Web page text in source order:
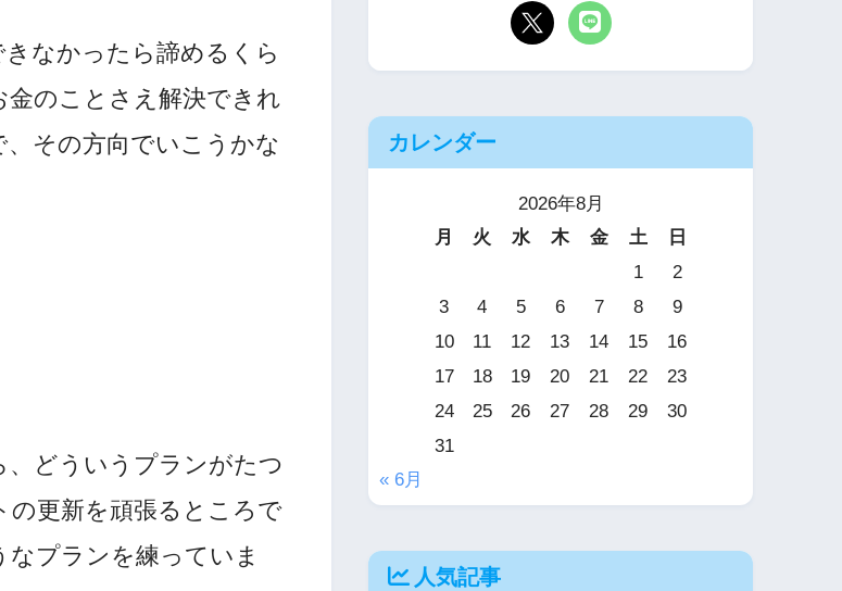
なかったら諦めるくら
のことさえ解決できれ
その方向でいこうかな
どういうプランがたつ
更新を頑張るところで
プランを練っていま
カレンダー
2026年8月
月
火 水 木 金 土
日
1
2
3
4 5 6 7 8
9
10
11 12 13 14 15
16
17
18 19 20 21 22
23
24
25 26 27 28 29
30
31
« 6月
人気記事